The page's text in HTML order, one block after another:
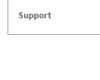
Support